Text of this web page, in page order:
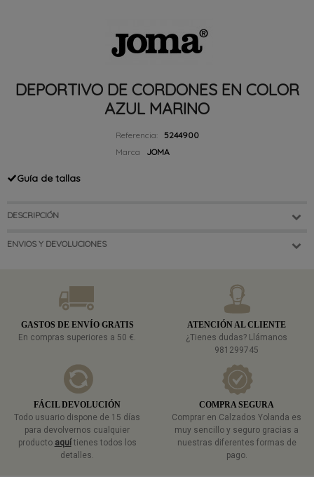
DEPORTIVO DE CORDONES EN COLOR
AZUL MARINO
Referencia:
5244900
Marca
JOMA
Guía de tallas
DESCRIPCIÓN
ENVIOS Y DEVOLUCIONES
GASTOS DE ENVÍO GRATIS
En compras superiores a 50 €.
ATENCIÓN AL CLIENTE
¿Tienes dudas? Llámanos
981299745
FÁCIL DEVOLUCIÓN
Todo usuario dispone de 15 días
para devolvernos cualquier
producto aquí tienes todos los
detalles.
COMPRA SEGURA
Comprar en Calzados Yolanda es
muy sencillo y seguro gracias a
nuestras diferentes formas de
pago.